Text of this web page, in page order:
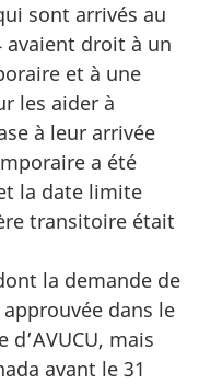
sont arrivés au
avaient droit à un
et à une
les aider à
à leur arrivée
a été
la date limite
transitoire était
la demande de
dans le
mais
avant le 31